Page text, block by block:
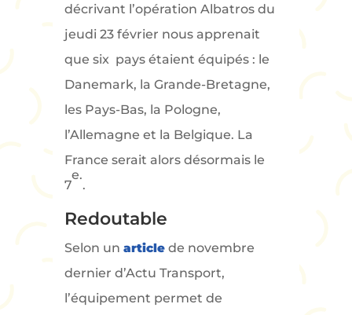
décrivant l’opération Albatros du
jeudi 23 février nous apprenait
que six pays étaient équipés : le
Danemark, la Grande-Bretagne,
les Pays-Bas, la Pologne,
l’Allemagne et la Belgique. La
France serait alors désormais le
7
e.
.
Redoutable
Selon unarticle de novembre
dernier d’Actu Transport,
l’équipement permet de